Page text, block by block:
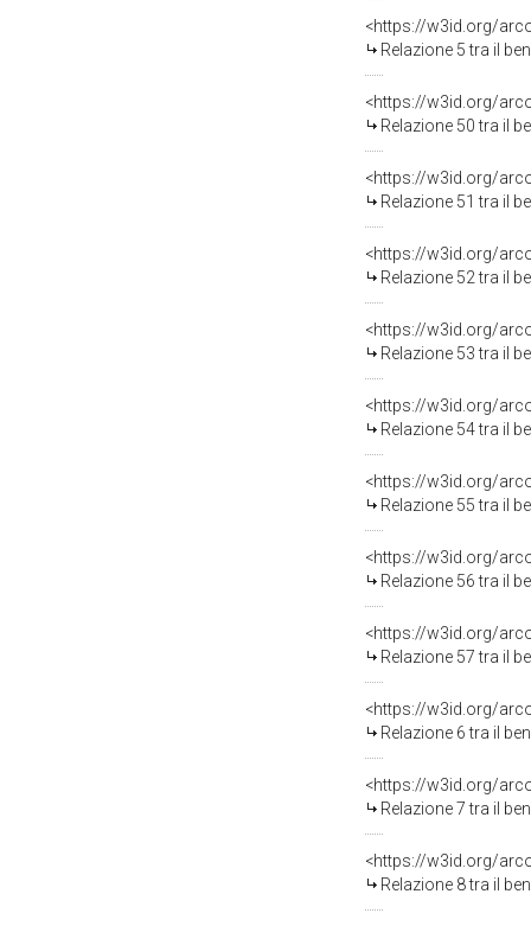
<https://w3id.org/
Relazione 5 tra il
<https://w3id.org/
Relazione 50 tra il
<https://w3id.org/
Relazione 51 tra il
<https://w3id.org/
Relazione 52 tra il
<https://w3id.org/
Relazione 53 tra il
<https://w3id.org/
Relazione 54 tra il
<https://w3id.org/
Relazione 55 tra il
<https://w3id.org/
Relazione 56 tra il
<https://w3id.org/
Relazione 57 tra il
<https://w3id.org/
Relazione 6 tra il
<https://w3id.org/
Relazione 7 tra il
<https://w3id.org/
Relazione 8 tra il